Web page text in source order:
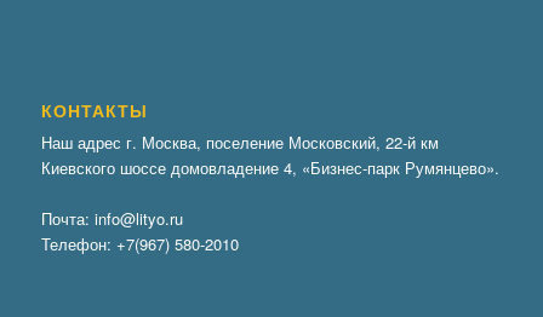
КОНТАКТЫ
Наш адрес г. Москва, поселение Московский, 22-й км
Киевского шоссе домовладение 4, «Бизнес-парк Румянцево».
Почта: info@lityo.ru
Телефон: +7(967) 580-2010